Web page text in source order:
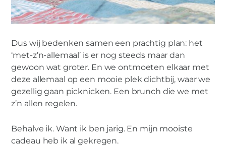
Dus wij bedenken samen een prachtig plan: het
‘met-z’n-allemaal’ is er nog steeds maar dan
gewoon wat groter. En we ontmoeten elkaar met
deze allemaal op een mooie plek dichtbij, waar we
gezellig gaan picknicken. Een brunch die we met
z’n allen regelen.
Behalve ik. Want ik ben jarig. En mijn mooiste
cadeau heb ik al gekregen.